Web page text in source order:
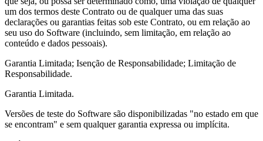
um dos termos deste Contrato ou de qualquer uma das suas
declarações ou garantias feitas sob este Contrato, ou em relação ao
seu uso do Software (incluindo, sem limitação, em relação ao
conteúdo e dados pessoais).
Garantia Limitada; Isenção de Responsabilidade; Limitação de
Responsabilidade.
Garantia Limitada.
Versões de teste do Software são disponibilizadas "no estado em que
se encontram" e sem qualquer garantia expressa ou implícita.